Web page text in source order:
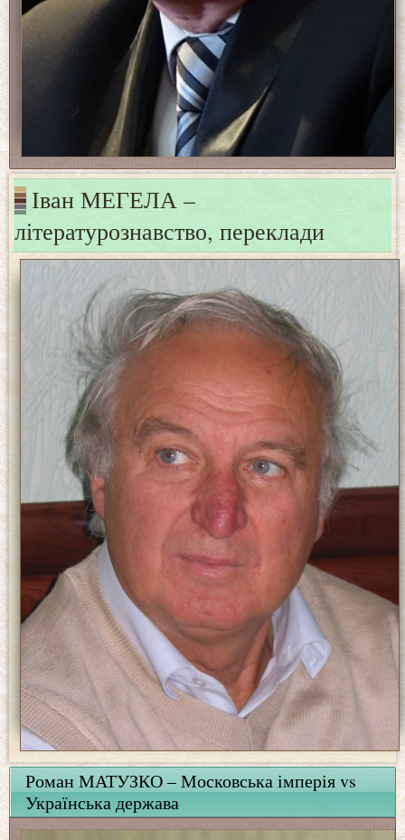
Іван МЕГЕЛА –
літературознавство, переклади
Роман МАТУЗКО – Московська імперія vs
Українська держава